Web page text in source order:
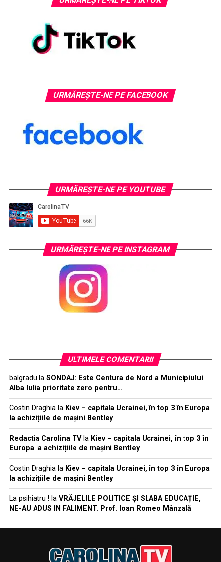
URMĂREȘTE-NE PE FACEBOOK
URMĂREŞTE-NE PE YOUTUBE
URMĂREŞTE-NE PE INSTAGRAM
ULTIMELE COMENTARII
balgradu la SONDAJ: Este Centura de Nord a Municipiului
Alba Iulia prioritate zero pentru…
Costin Draghiala Kiev – capitala Ucrainei, în top 3 în Europa
la achizițiile de mașini Bentley
Redactia Carolina TVla Kiev – capitala Ucrainei, în top 3 în
Europa la achizițiile de mașini Bentley
Costin Draghiala Kiev – capitala Ucrainei, în top 3 în Europa
la achizițiile de mașini Bentley
La psihiatru ! la VRĂJELILE POLITICE ȘI SLABA EDUCAȚIE,
NE-AU ADUS IN FALIMENT. Prof. Ioan Romeo Mânzală